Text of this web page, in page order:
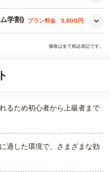
学割) プラン料金 5,800円
価格は全て税込表記です。
るため初心者から上級者まで
適した環境で、さまざまな効